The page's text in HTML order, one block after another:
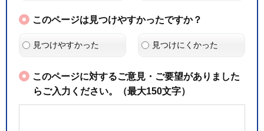
このページは見つけやすかったですか？
見つけやすかった 見つけにくかった
このページに対するご意見・ご要望がありました
らご入力ください。（最大150文字）